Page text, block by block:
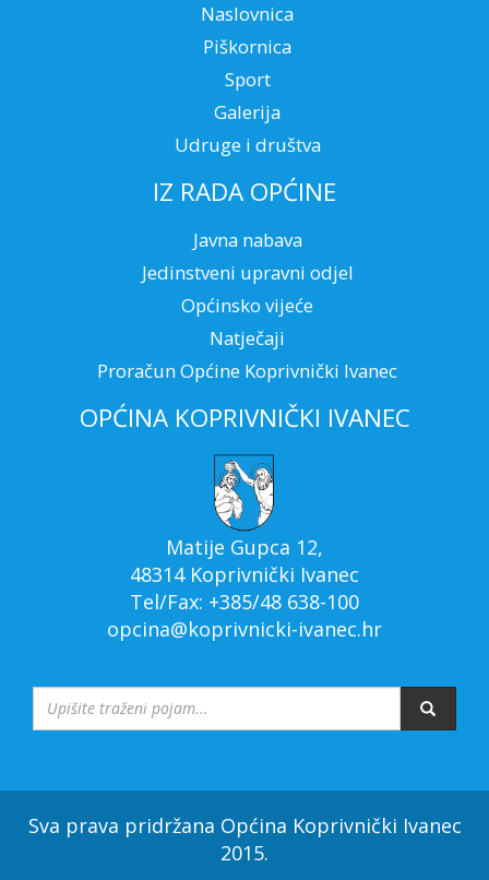
Naslovnica
Piškornica
Sport
Galerija
Udruge i društva
IZ RADA OPĆINE
Javna nabava
Jedinstveni upravni odjel
Općinsko vijeće
Natječaji
Proračun Općine Koprivnički Ivanec
OPĆINA KOPRIVNIČKI IVANEC
Matije Gupca 12,
48314 Koprivnički Ivanec
Tel/Fax: +385/48 638-100
opcina@koprivnicki-ivanec.hr
Sva prava pridržana Općina Koprivnički Ivanec
2015.